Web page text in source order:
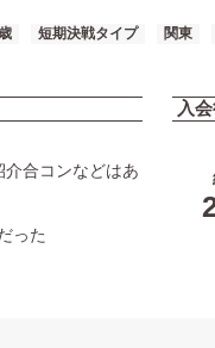
短期決戦タイプ 関東
介合コンなどはあ
った
入